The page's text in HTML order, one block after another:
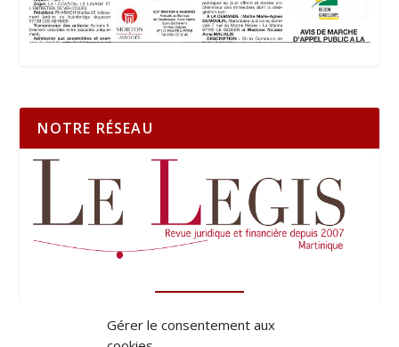
Gérer le consentement aux
NOTRE RÉSEAU